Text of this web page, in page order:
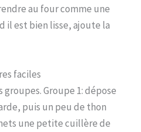
au four comme une
il est bien lisse, ajoute la
faciles
Groupe 1: dépose
puis un peu de thon
une petite cuillère de